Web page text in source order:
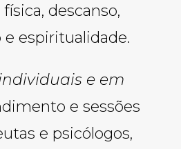
descanso,
espiritualidade.
e em
e sessões
e psicólogos,